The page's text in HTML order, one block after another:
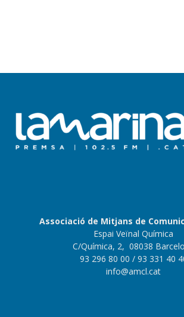
Associació de Mitjans de
Espai Veïnal Química
C/Química, 2, 08038
93 296 80 00 / 93 331 40
info@amcl.cat